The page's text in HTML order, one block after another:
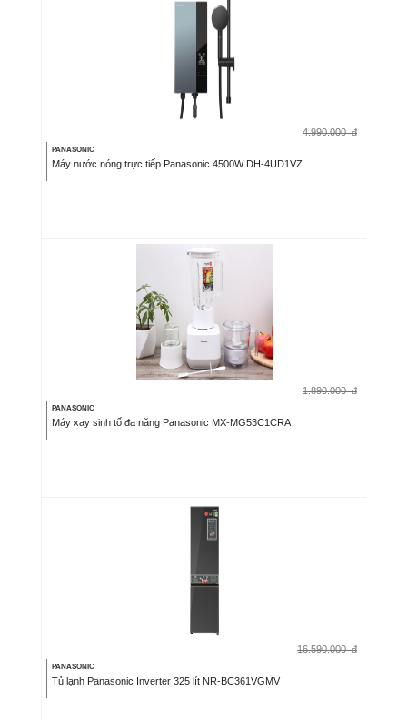
4.990.000 đ
PANASONIC
Máy nước nóng trực tiếp Panasonic 4500W DH-4UD1VZ
1.890.000 đ
PANASONIC
Máy xay sinh tố đa năng Panasonic MX-MG53C1CRA
16.590.000 đ
PANASONIC
Tủ lạnh Panasonic Inverter 325 lít NR-BC361VGMV